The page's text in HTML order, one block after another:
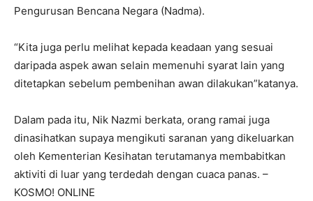
Pengurusan Bencana Negara (Nadma).
“Kita juga perlu melihat kepada keadaan yang sesuai
daripada aspek awan selain memenuhi syarat lain yang
ditetapkan sebelum pembenihan awan dilakukan”katanya.
Dalam pada itu, Nik Nazmi berkata, orang ramai juga
dinasihatkan supaya mengikuti saranan yang dikeluarkan
oleh Kementerian Kesihatan terutamanya membabitkan
aktiviti di luar yang terdedah dengan cuaca panas. –
KOSMO! ONLINE